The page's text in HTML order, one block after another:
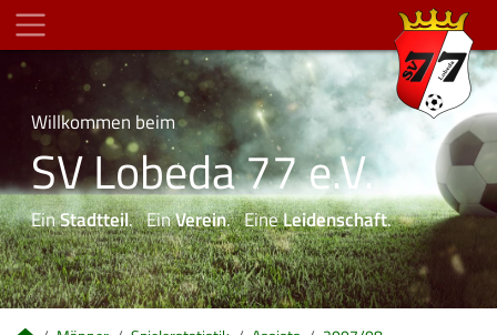
Willkommen beim
SV Lobeda 77 e.V.
EinStadtteil. EinVerein. EineLeidenschaft.